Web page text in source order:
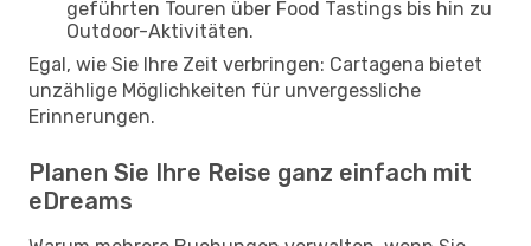
geführten Touren über Food Tastings bis hin zu
Outdoor-Aktivitäten.
Egal, wie Sie Ihre Zeit verbringen: Cartagena bietet
unzählige Möglichkeiten für unvergessliche
Erinnerungen.
Planen Sie Ihre Reise ganz einfach mit
eDreams